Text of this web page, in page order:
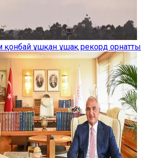
қонбай ұшқан ұшақ рекорд орнатты